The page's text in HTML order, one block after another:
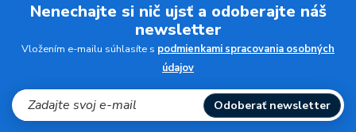
Nenechajte si nič ujsť a odoberajte náš
newsletter
Vložením e-mailu súhlasíte s podmienkami spracovania osobných
údajov
Odoberať newsletter